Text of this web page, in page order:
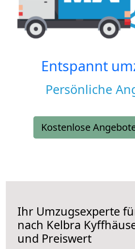
Entspannt
Persönliche
Kostenlose
Ihr Umzugsexperte
nach Kelbra
und Preiswert